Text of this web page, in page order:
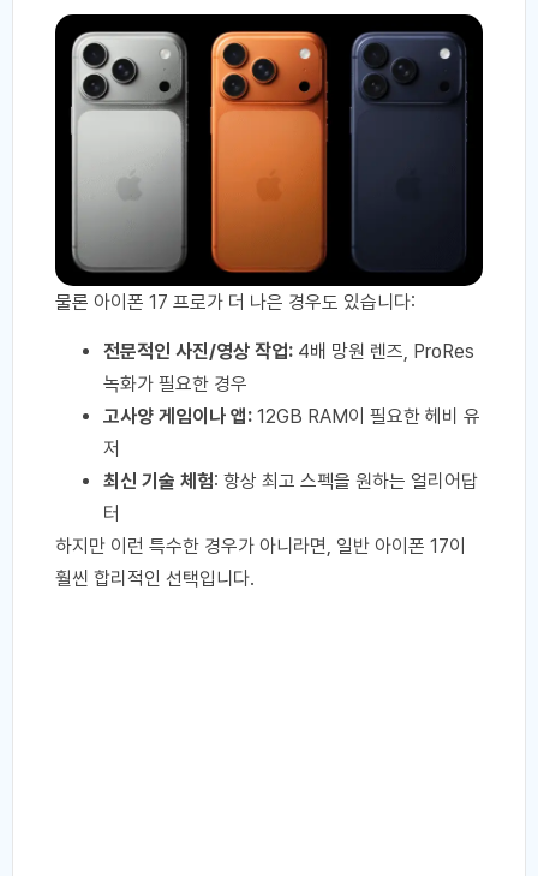
물론 아이폰 17 프로가 더 나은 경우도 있습니다:
전문적인 사진/영상 작업: 4배 망원 렌즈, ProRes
녹화가 필요한 경우
고사양 게임이나 앱: 12GB RAM이 필요한 헤비 유
저
최신 기술 체험: 항상 최고 스펙을 원하는 얼리어답
터
하지만 이런 특수한 경우가 아니라면, 일반 아이폰 17이
훨씬 합리적인 선택입니다.